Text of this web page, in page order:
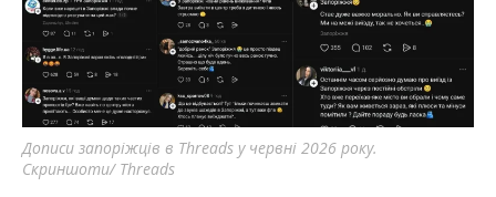
Дописи запоріжців в Threads у червні 2026 року.
Скриншоти/ Threads